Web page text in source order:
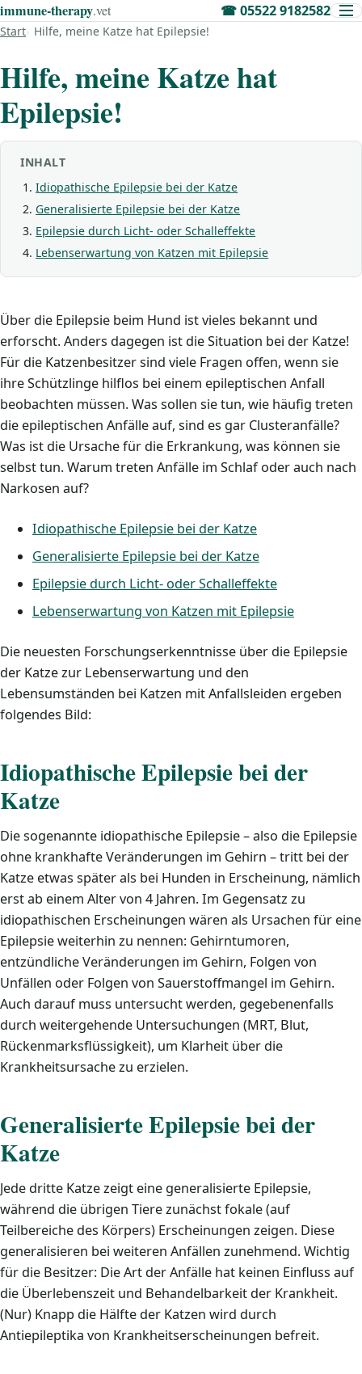
immune‑therapy.vet ☎05522 9182582
Start Hilfe, meine Katze hat Epilepsie!
Hilfe, meine Katze hat
Epilepsie!
INHALT
Idiopathische Epilepsie bei der Katze
Generalisierte Epilepsie bei der Katze
Epilepsie durch Licht- oder Schalleffekte
Lebenserwartung von Katzen mit Epilepsie
Über die Epilepsie beim Hund ist vieles bekannt und
erforscht. Anders dagegen ist die Situation bei der Katze!
Für die Katzenbesitzer sind viele Fragen offen, wenn sie
ihre Schützlinge hilflos bei einem epileptischen Anfall
beobachten müssen. Was sollen sie tun, wie häufig treten
die epileptischen Anfälle auf, sind es gar Clusteranfälle?
Was ist die Ursache für die Erkrankung, was können sie
selbst tun. Warum treten Anfälle im Schlaf oder auch nach
Narkosen auf?
Idiopathische Epilepsie bei der Katze
Generalisierte Epilepsie bei der Katze
Epilepsie durch Licht- oder Schalleffekte
Lebenserwartung von Katzen mit Epilepsie
Die neuesten Forschungserkenntnisse über die Epilepsie
der Katze zur Lebenserwartung und den
Lebensumständen bei Katzen mit Anfallsleiden ergeben
folgendes Bild:
Idiopathische Epilepsie bei der
Katze
Die sogenannte idiopathische Epilepsie – also die Epilepsie
ohne krankhafte Veränderungen im Gehirn – tritt bei der
Katze etwas später als bei Hunden in Erscheinung, nämlich
erst ab einem Alter von 4 Jahren. Im Gegensatz zu
idiopathischen Erscheinungen wären als Ursachen für eine
Epilepsie weiterhin zu nennen: Gehirntumoren,
entzündliche Veränderungen im Gehirn, Folgen von
Unfällen oder Folgen von Sauerstoffmangel im Gehirn.
Auch darauf muss untersucht werden, gegebenenfalls
durch weitergehende Untersuchungen (MRT, Blut,
Rückenmarksflüssigkeit), um Klarheit über die
Krankheitsursache zu erzielen.
Generalisierte Epilepsie bei der
Katze
Jede dritte Katze zeigt eine generalisierte Epilepsie,
während die übrigen Tiere zunächst fokale (auf
Teilbereiche des Körpers) Erscheinungen zeigen. Diese
generalisieren bei weiteren Anfällen zunehmend. Wichtig
für die Besitzer: Die Art der Anfälle hat keinen Einfluss auf
die Überlebenszeit und Behandelbarkeit der Krankheit.
(Nur) Knapp die Hälfte der Katzen wird durch
Antiepileptika von Krankheitserscheinungen befreit.